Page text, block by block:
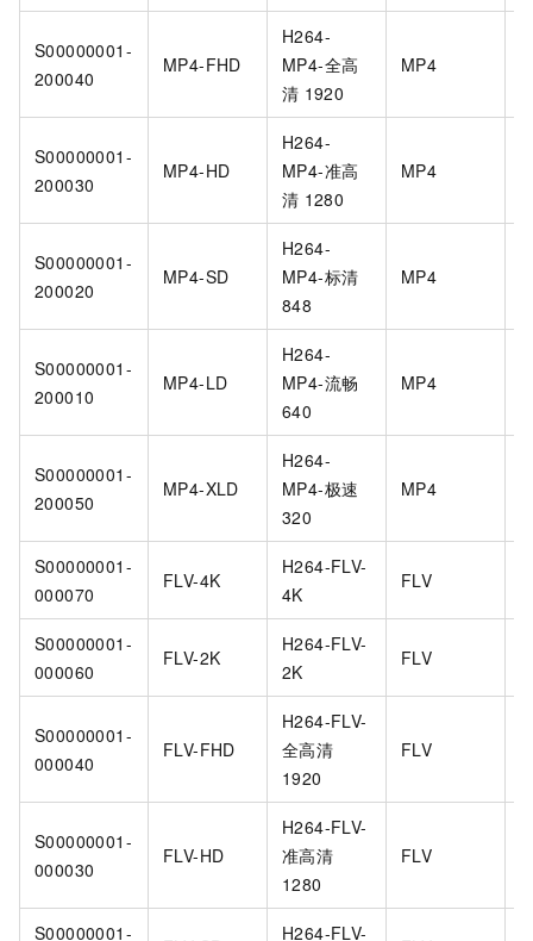
S00000001-
200040
MP4-FHD
H264-
MP4-全高
清 1920
MP4
S00000001-
200030
MP4-HD
H264-
MP4-准高
清 1280
MP4
S00000001-
200020
MP4-SD
H264-
MP4-标清
848
MP4
S00000001-
200010
MP4-LD
H264-
MP4-流畅
640
MP4
S00000001-
200050
MP4-XLD
H264-
MP4-极速
320
MP4
S00000001-
000070
FLV-4K
H264-FLV-
4K
FLV
S00000001-
000060
FLV-2K
H264-FLV-
2K
FLV
S00000001-
000040
FLV-FHD
H264-FLV-
全高清
1920
FLV
S00000001-
000030
FLV-HD
H264-FLV-
准高清
1280
FLV
S00000001-
H264-FLV-